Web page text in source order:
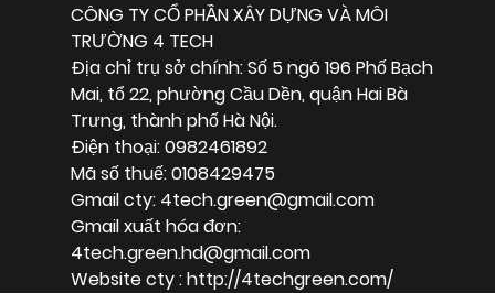
CÔNG TY CỔ PHẦN XÂY DỰNG VÀ MÔI
TRƯỜNG 4 TECH
Địa chỉ trụ sở chính: Số 5 ngõ 196 Phố Bạch
Mai, tổ 22, phường Cầu Dền, quận Hai Bà
Trưng, thành phố Hà Nội.
Điện thoại: 0982461892
Mã số thuế: 0108429475
Gmail cty: 4tech.green@gmail.com
Gmail xuất hóa đơn:
4tech.green.hd@gmail.com
Website cty : http://4techgreen.com/